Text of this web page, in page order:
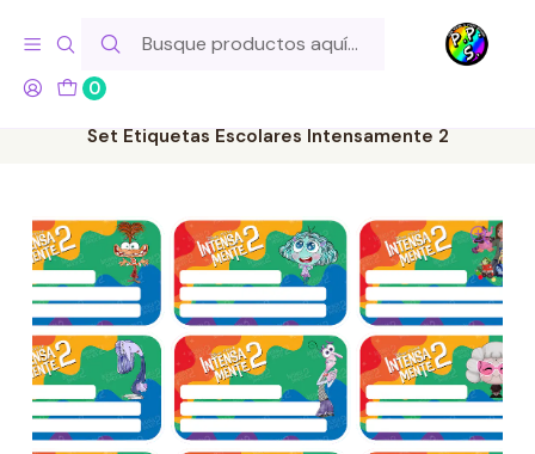
0
Hola! Si tu pedido incluye productos de fabricación propia,
ten en cuenta este tiempo para el despacho
Inicio Lo Hacemos Nosotros
Set Etiquetas Escolares Intensamente 2